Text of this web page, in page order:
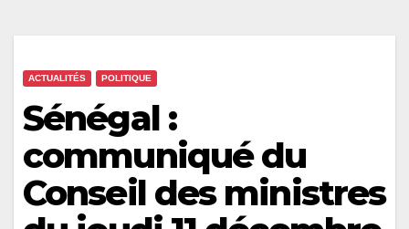
ACTUALITÉS POLITIQUE
Sénégal :
communiqué du
Conseil des ministres